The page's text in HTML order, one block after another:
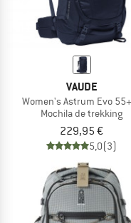
VAUDE
Women's Astrum Evo
Mochila de trekking
229,95 €
5,0(3)